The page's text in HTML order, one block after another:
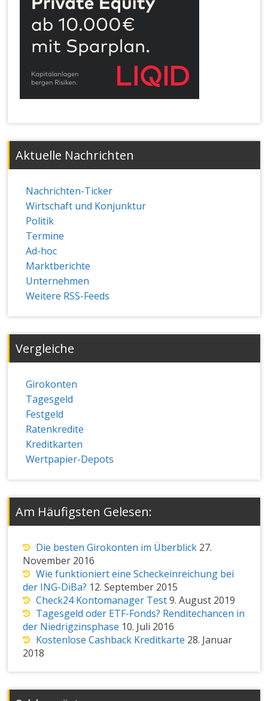
Aktuelle Nachrichten
Nachrichten-Ticker
Wirtschaft und Konjunktur
Politik
Termine
Ad-hoc
Marktberichte
Unternehmen
Weitere RSS-Feeds
Vergleiche
Girokonten
Tagesgeld
Festgeld
Ratenkredite
Kreditkarten
Wertpapier-Depots
Am Häufigsten Gelesen:
Die besten Girokonten im Überblick 27.
November 2016
Wie funktioniert eine Scheckeinreichung bei
der ING-DiBa? 12. September 2015
Check24 Kontomanager Test 9. August 2019
Tagesgeld oder ETF-Fonds? Renditechancen in
der Niedrigzinsphase 10. Juli 2016
Kostenlose Cashback Kreditkarte 28. Januar
2018